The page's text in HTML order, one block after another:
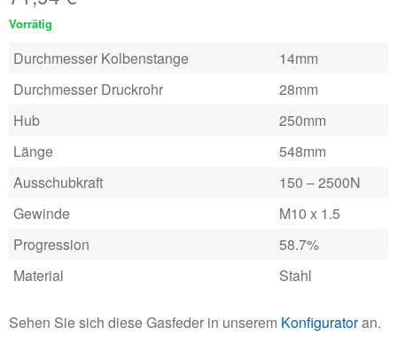
Vorrätig
Durchmesser Kolbenstange
14mm
Durchmesser Druckrohr
28mm
Hub
250mm
Länge
548mm
Ausschubkraft
150 – 2500N
Gewinde
M10 x 1.5
Progression
58.7%
Material
Stahl
Sehen Sie sich diese Gasfeder in unserem Konfiguratoran.